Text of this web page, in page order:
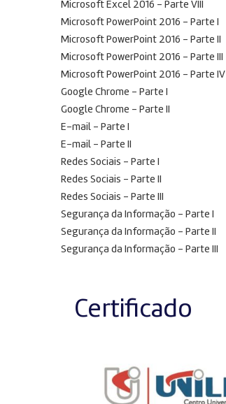
Microsoft Excel 2016 – Parte VIII
Microsoft PowerPoint 2016 – Parte I
Microsoft PowerPoint 2016 – Parte II
Microsoft PowerPoint 2016 – Parte III
Microsoft PowerPoint 2016 – Parte IV
Google Chrome – Parte I
Google Chrome – Parte II
E-mail – Parte I
E-mail – Parte II
Redes Sociais – Parte I
Redes Sociais – Parte II
Redes Sociais – Parte III
Segurança da Informação – Parte I
Segurança da Informação – Parte II
Segurança da Informação – Parte III
Certificado